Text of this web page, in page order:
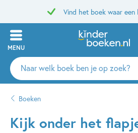
Vind het boek waar
MENU
Zoeken
naar
auteurs
uitgevers
Boeken
Kijk onder het